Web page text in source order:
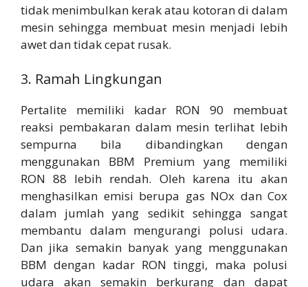
tidak menimbulkan kerak atau kotoran di dalam
mesin sehingga membuat mesin menjadi lebih
awet dan tidak cepat rusak.
3. Ramah Lingkungan
Pertalite memiliki kadar RON 90 membuat
reaksi pembakaran dalam mesin terlihat lebih
sempurna bila dibandingkan dengan
menggunakan BBM Premium yang memiliki
RON 88 lebih rendah. Oleh karena itu akan
menghasilkan emisi berupa gas NOx dan Cox
dalam jumlah yang sedikit sehingga sangat
membantu dalam mengurangi polusi udara.
Dan jika semakin banyak yang menggunakan
BBM dengan kadar RON tinggi, maka polusi
udara akan semakin berkurang dan dapat